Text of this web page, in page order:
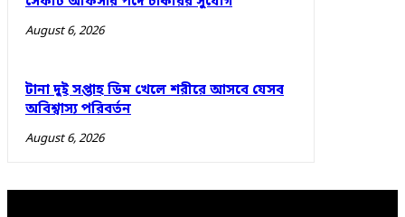
August 6, 2026
টানা দুই সপ্তাহ ডিম খেলে শরীরে আসবে যেসব
অবিশ্বাস্য পরিবর্তন
August 6, 2026